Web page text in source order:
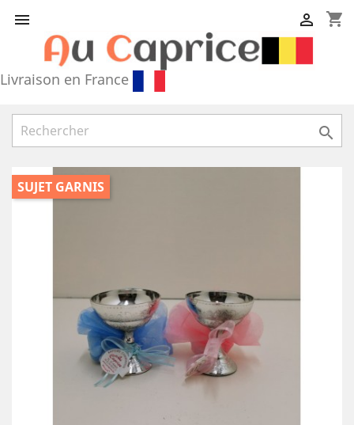
 shopping_cart

Livraison en France

SUJET GARNIS